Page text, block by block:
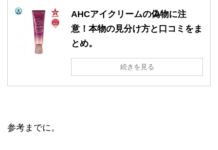
AHCアイクリームの偽物に注
意！本物の見分け方と口コミをま
とめ。
続きを見る
参考までに。